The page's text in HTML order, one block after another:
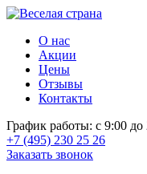
О нас
Акции
Цены
Отзывы
Контакты
График работы: с 9:00
+7 (495) 230 25 26
Заказать звонок